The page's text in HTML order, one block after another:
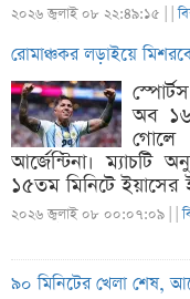
২০২৬ জুলাই ০৮ ২২:৪৯:১৫ | |
রোমাঞ্চকর লড়াইয়ে
অব
গোলে
আর্জেন্টিনা। ম্যাচটি
১৫তম মিনিটে ইয়াসের
২০২৬ জুলাই ০৮ ০০:০৭:০৯ | |
৯০ মিনিটের খেলা শেষ,